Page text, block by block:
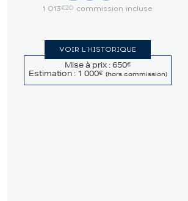
1 013€20 commission incluse
VOIR L'HISTORIQUE
Mise à prix : 650€
Estimation : 1 000€ (hors commission)